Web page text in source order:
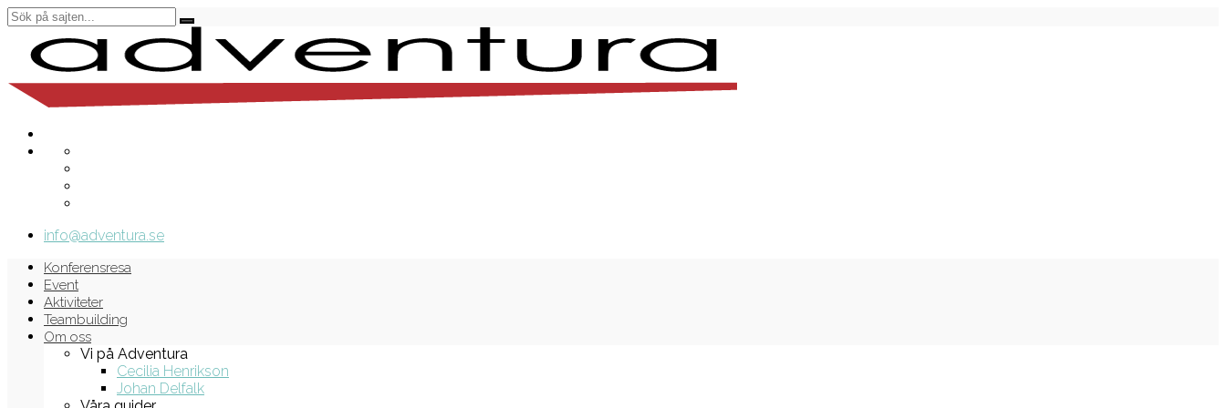
info@adventura.se
Konferensresa
Event
Aktiviteter
Teambuilding
Om oss
Vi på Adventura
Cecilia Henrikson
Johan Delfalk